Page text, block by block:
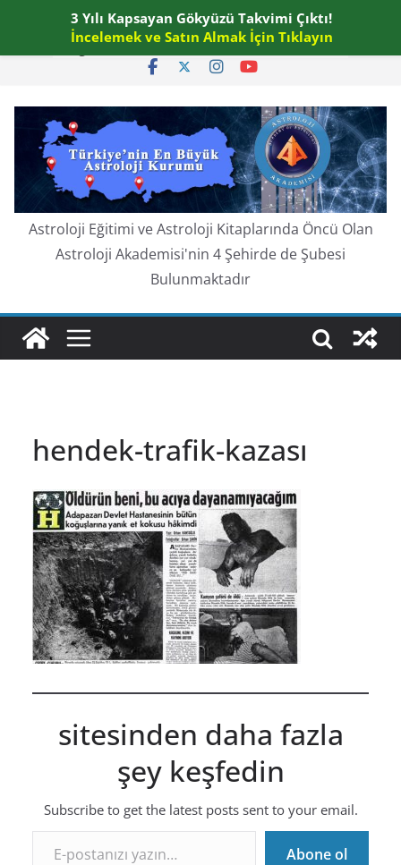
content
Perşembe, Ağustos 6, 2026
Astroloji Eğitimi ve Astroloji Kitaplarında Öncü Olan
Astroloji Akademisi'nin 4 Şehirde de Şubesi
Bulunmaktadır
hendek-trafik-kazası
sitesinden daha fazla
şey keşfedin
Subscribe to get the latest posts sent to your email.
E-postanızı yazın…
Abone ol
3 Yılı Kapsayan Gökyüzü Takvimi Çıktı!
İncelemek ve Satın Almak İçin Tıklayın